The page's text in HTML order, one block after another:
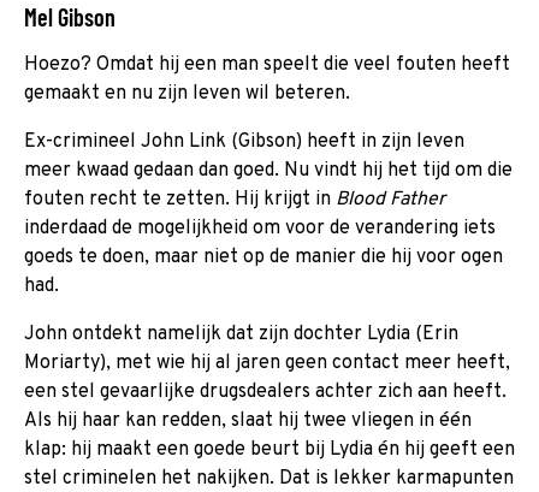
Mel Gibson
Hoezo? Omdat hij een man speelt die veel fouten heeft
gemaakt en nu zijn leven wil beteren.
Ex-crimineel John Link (Gibson) heeft in zijn leven
meer kwaad gedaan dan goed. Nu vindt hij het tijd om die
fouten recht te zetten. Hij krijgt in Blood Father
inderdaad de mogelijkheid om voor de verandering iets
goeds te doen, maar niet op de manier die hij voor ogen
had.
John ontdekt namelijk dat zijn dochter Lydia (Erin
Moriarty), met wie hij al jaren geen contact meer heeft,
een stel gevaarlijke drugsdealers achter zich aan heeft.
Als hij haar kan redden, slaat hij twee vliegen in één
klap: hij maakt een goede beurt bij Lydia én hij geeft een
stel criminelen het nakijken. Dat is lekker karmapunten